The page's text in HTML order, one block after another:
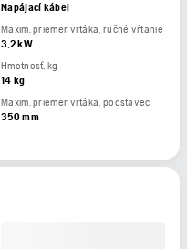
Napájací kábel
Maxim. priemer vrtáka, ručné vŕtanie
3,2 kW
Hmotnosť, kg
14 kg
Maxim. priemer vrtáka, podstavec
350 mm